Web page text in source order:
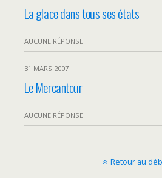
La glace dans tous ses états
AUCUNE RÉPONSE
31 MARS 2007
Le Mercantour
AUCUNE RÉPONSE
Retour au